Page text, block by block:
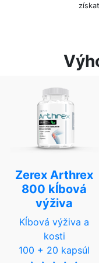
Zerex Arthrex
800 kĺbová
výživa
Kĺbová výživa a
kosti
100 + 20 kapsúl